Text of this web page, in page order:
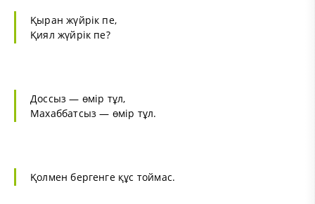
Қыран жүйрік пе,
Қиял жүйрік пе?
Доссыз — өмір тұл,
Махаббатсыз — өмір тұл.
Қолмен бергенге құс тоймас.